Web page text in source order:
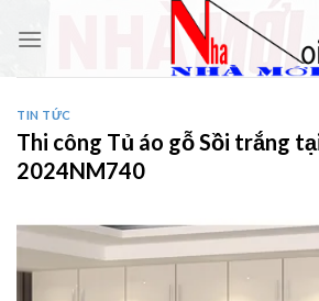
TIN TỨC
Thi công Tủ áo gỗ Sồi trắng
2024NM740